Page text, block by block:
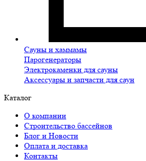
Сауны и хаммамы
Парогенераторы
Электрокаменки для сауны
Аксессуары и запчасти для саун
Каталог
О компании
Строительство бассейнов
Блог и Новости
Оплата и доставка
Контакты